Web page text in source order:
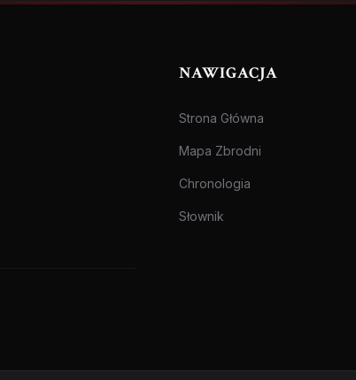
NAWIGACJA
Strona Główna
Mapa Zbrodni
Chronologia
Słownik